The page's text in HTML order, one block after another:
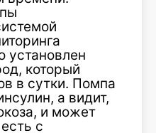
установлен
который
в сутки. Помпа
а видит,
и может
с